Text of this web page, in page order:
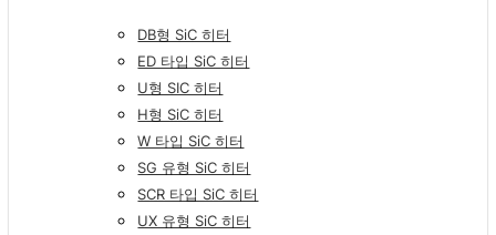
DB형 SiC 히터
ED 타입 SiC 히터
U형 SIC 히터
H형 SiC 히터
W 타입 SiC 히터
SG 유형 SiC 히터
SCR 타입 SiC 히터
UX 유형 SiC 히터